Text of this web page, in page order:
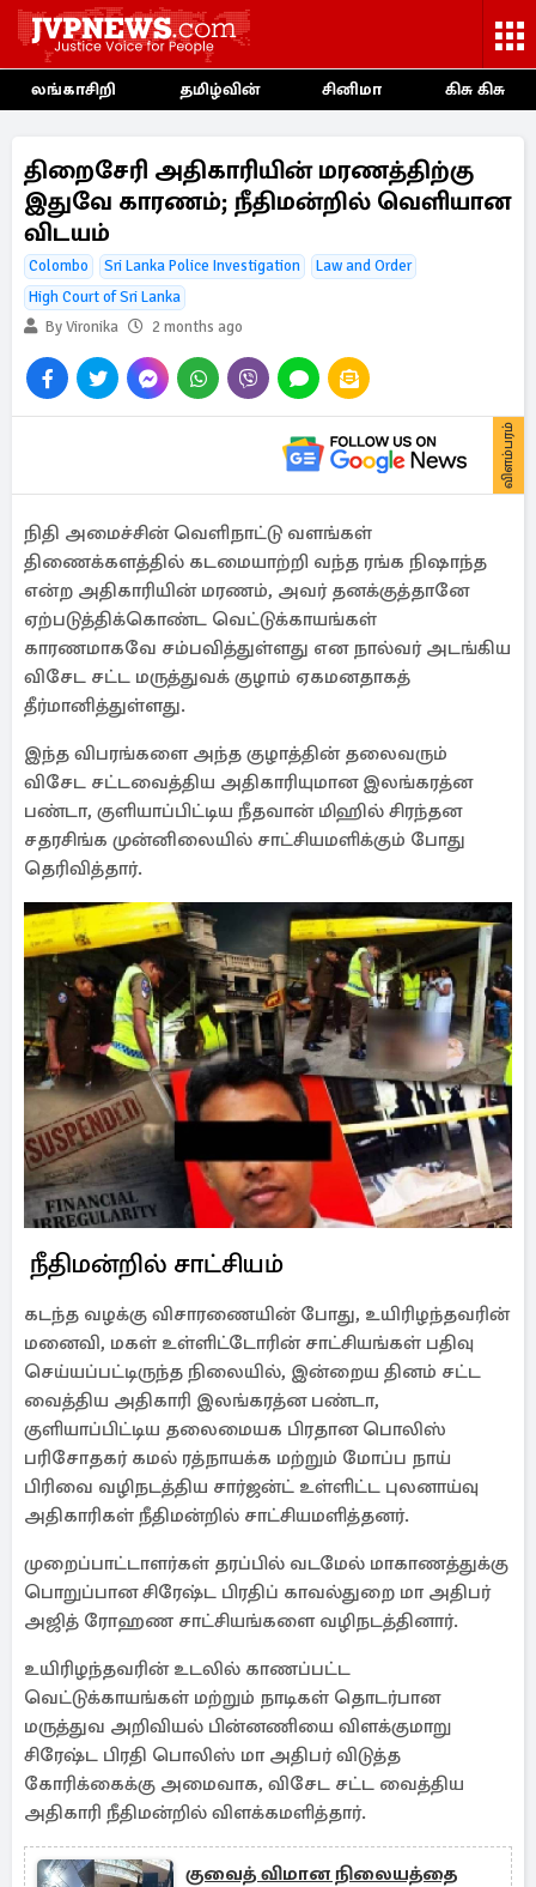
லங்காசிறி தமிழ்வின் சினிமா கிசு கிசு
திறைசேரி அதிகாரியின் மரணத்திற்கு
இதுவே காரணம்; நீதிமன்றில் வெளியான
விடயம்
Colombo Sri Lanka Police Investigation
Law and Order
High Court of Sri Lanka
By Vironika
2 months ago
விளம்பரம்
நிதி அமைச்சின் வெளிநாட்டு வளங்கள்
திணைக்களத்தில் கடமையாற்றி வந்த ரங்க நிஷாந்த
என்ற அதிகாரியின் மரணம், அவர் தனக்குத்தானே
ஏற்படுத்திக்கொண்ட வெட்டுக்காயங்கள்
காரணமாகவே சம்பவித்துள்ளது என நால்வர் அடங்கிய
விசேட சட்ட மருத்துவக் குழாம் ஏகமனதாகத்
தீர்மானித்துள்ளது.
இந்த விபரங்களை அந்த குழாத்தின் தலைவரும்
விசேட சட்டவைத்திய அதிகாரியுமான இலங்கரத்ன
பண்டா, குளியாப்பிட்டிய நீதவான் மிஹில் சிரந்தன
சதரசிங்க முன்னிலையில் சாட்சியமளிக்கும் போது
தெரிவித்தார்.
நீதிமன்றில் சாட்சியம்
கடந்த வழக்கு விசாரணையின் போது, உயிரிழந்தவரின்
மனைவி, மகள் உள்ளிட்டோரின் சாட்சியங்கள் பதிவு
செய்யப்பட்டிருந்த நிலையில், இன்றைய தினம் சட்ட
வைத்திய அதிகாரி இலங்கரத்ன பண்டா,
குளியாப்பிட்டிய தலைமையக பிரதான பொலிஸ்
பரிசோதகர் கமல் ரத்நாயக்க மற்றும் மோப்ப நாய்
பிரிவை வழிநடத்திய சார்ஜன்ட் உள்ளிட்ட புலனாய்வு
அதிகாரிகள் நீதிமன்றில் சாட்சியமளித்தனர்.
முறைப்பாட்டாளர்கள் தரப்பில் வடமேல் மாகாணத்துக்கு
பொறுப்பான சிரேஷ்ட பிரதிப் காவல்துறை மா அதிபர்
அஜித் ரோஹண சாட்சியங்களை வழிநடத்தினார்.
உயிரிழந்தவரின் உடலில் காணப்பட்ட
வெட்டுக்காயங்கள் மற்றும் நாடிகள் தொடர்பான
மருத்துவ அறிவியல் பின்னணியை விளக்குமாறு
சிரேஷ்ட பிரதி பொலிஸ் மா அதிபர் விடுத்த
கோரிக்கைக்கு அமைவாக, விசேட சட்ட வைத்திய
அதிகாரி நீதிமன்றில் விளக்கமளித்தார்.
குவைத் விமான நிலையத்தை